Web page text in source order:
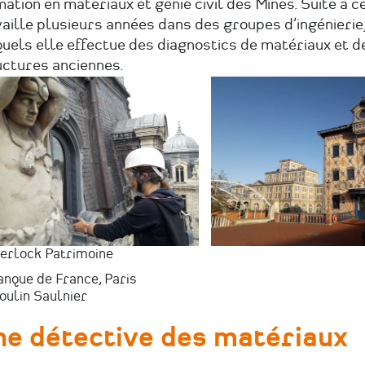
en matériaux et génie civil des Mines. Suite à
plusieurs années dans des groupes
elle effectue des diagnostics de matériaux et
anciennes.
Patrimoine
de France, Paris
Saulnier
détective des matériaux